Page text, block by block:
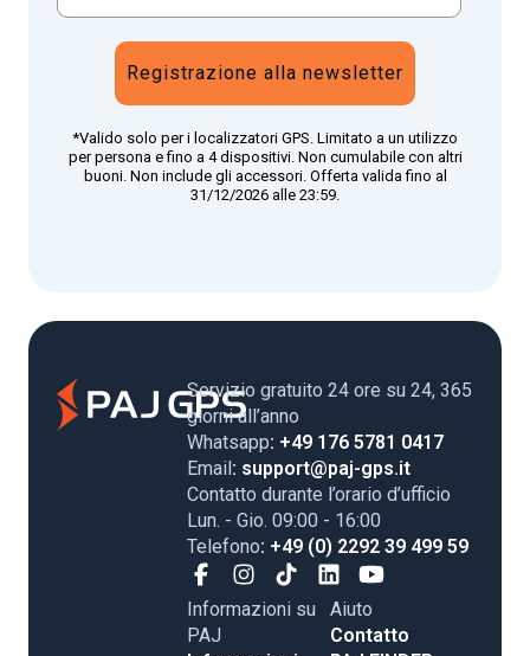
Registrazione alla newsletter
*Valido solo per i localizzatori GPS. Limitato a un utilizzo
per persona e fino a 4 dispositivi. Non cumulabile con altri
buoni. Non include gli accessori. Offerta valida fino al
31/12/2026 alle 23:59.
Servizio gratuito 24 ore su 24, 365
giorni all’anno
Whatsapp: +49 176 5781 0417
Email: support@paj-gps.it
Contatto durante l’orario d’ufficio
Lun. - Gio. 09:00 - 16:00
Telefono: +49 (0) 2292 39 499 59
Informazioni su
PAJ
Aiuto
Contatto